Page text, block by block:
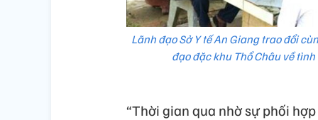
Lãnh đạo Sở Y tế An Giang trao đổi
đạo đặc khu Thổ Châu về
“Thời gian qua nhờ sự phối